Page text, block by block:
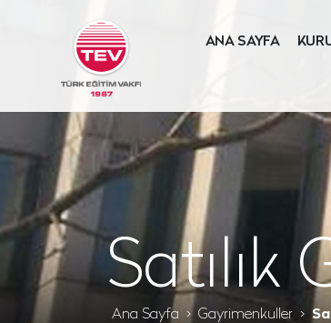
ANA SAYFA
Satılık
Ana Sayfa Gayrimenkuller